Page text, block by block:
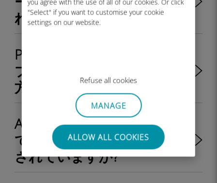
you agree with the use of all of our cookies. Or click
"Select" if you want to customise your cookie
settings on our website.
Refuse all cookies
MANAGE
ALLOW ALL COOKIES
ればよいですか?
PIN コードを設定して eSIM
プロファイルをロックする
方法を教えてください。
Android はキャリアによっ
てロック解除またはロック
されていますか?